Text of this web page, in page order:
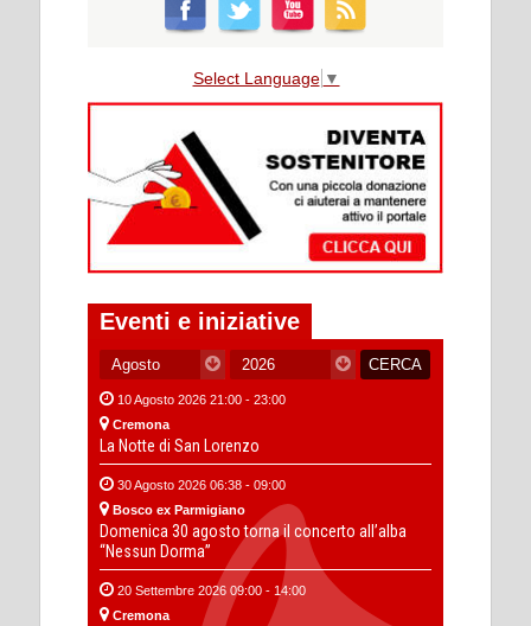
Select Language ▼
Eventi e iniziative
10 Agosto 2026 21:00 - 23:00
Cremona
La Notte di San Lorenzo
30 Agosto 2026 06:38 - 09:00
Bosco ex Parmigiano
Domenica 30 agosto torna il concerto all’alba
“Nessun Dorma”
20 Settembre 2026 09:00 - 14:00
Cremona